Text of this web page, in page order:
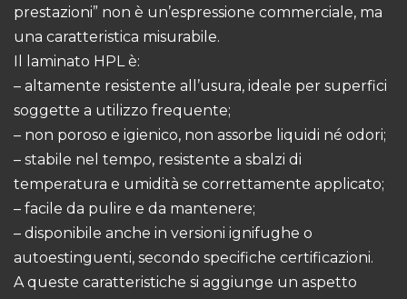
prestazioni” non è un’espressione commerciale, ma
una caratteristica misurabile.
Il laminato HPL è:
– altamente resistente all’usura, ideale per superfici
soggette a utilizzo frequente;
– non poroso e igienico, non assorbe liquidi né odori;
– stabile nel tempo, resistente a sbalzi di
temperatura e umidità se correttamente applicato;
– facile da pulire e da mantenere;
– disponibile anche in versioni ignifughe o
autoestinguenti, secondo specifiche certificazioni.
A queste caratteristiche si aggiunge un aspetto